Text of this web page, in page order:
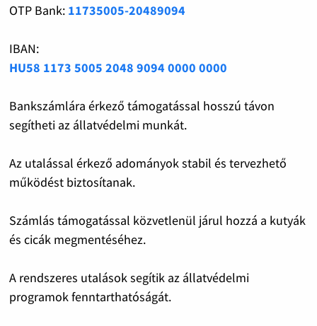
OTP Bank: 11735005-20489094
IBAN:
HU58 1173 5005 2048 9094 0000 0000
Bankszámlára érkező támogatással hosszú távon
segítheti az állatvédelmi munkát.
Az utalással érkező adományok stabil és tervezhető
működést biztosítanak.
Számlás támogatással közvetlenül járul hozzá a kutyák
és cicák megmentéséhez.
A rendszeres utalások segítik az állatvédelmi
programok fenntarthatóságát.